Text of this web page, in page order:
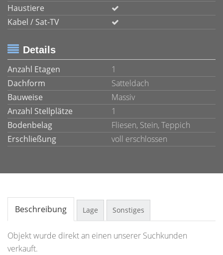
Haustiere
Kabel / Sat-TV
Details
Anzahl Etagen
1
Dachform
Satteldach
Bauweise
Massiv
Anzahl Stellplätze
1
Bodenbelag
Fliesen, Stein, Teppich
Erschließung
voll erschlossen
Beschreibung Lage Sonstiges
Objekt wurde direkt an einen unserer Suchkunden
verkauft.